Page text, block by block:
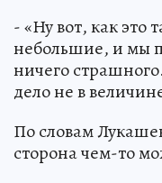
- «Ну вот, как это
небольшие, и мы
ничего
дело не в
По словам
сторона чем-то